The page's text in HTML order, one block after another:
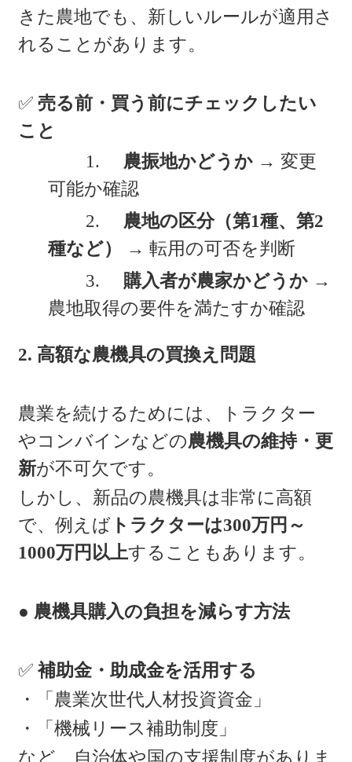
きた農地でも、新しいルールが適用さ
れることがあります。
✅売る前・買う前にチェックしたい
こと
1.
農振地かどうか → 変更
可能か確認
2.
農地の区分（第1種、第2
種など）
→ 転用の可否を判断
3.
購入者が農家かどうか →
農地取得の要件を満たすか確認
2. 高額な農機具の買換え問題
農業を続けるためには、トラクター
やコンバインなどの農機具の維持・更
新が不可欠です。
しかし、新品の農機具は非常に高額
で、例えば トラクターは300万円～
1000万円以上することもあります。
● 農機具購入の負担を減らす方法
✅補助金・助成金を活用する
・「農業次世代人材投資資金」
・「機械リース補助制度」
など、自治体や国の支援制度がありま